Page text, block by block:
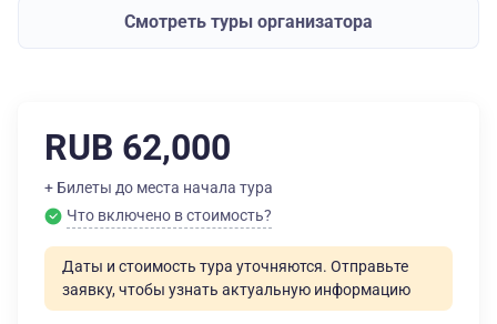
Смотреть туры организатора
RUB 62,000
+ Билеты до места начала тура
Что включено в стоимость?
Даты и стоимость тура уточняются. Отправьте
заявку, чтобы узнать актуальную информацию